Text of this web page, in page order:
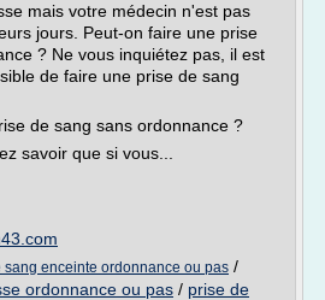
mais votre médecin n'est pas
jours. Peut-on faire une prise
? Ne vous inquiétez pas, il est
de faire une prise de sang
de sang sans ordonnance ?
savoir que si vous...
sang enceinte ordonnance ou pas /
ordonnance ou pas / prise de